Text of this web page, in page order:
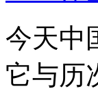
今天中
它与历